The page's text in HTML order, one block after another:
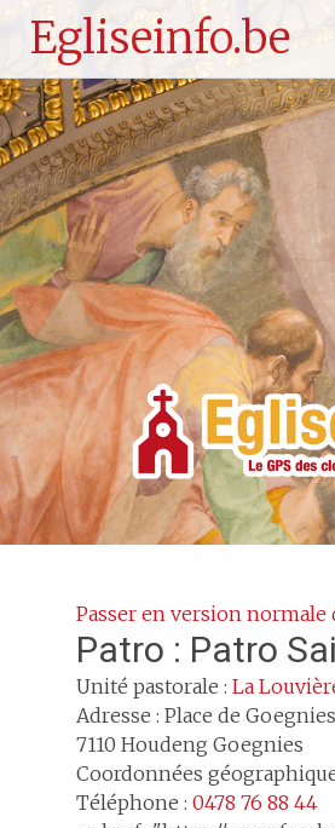
Egliseinfo.be
Passer en version normale
Patro : Patro
Unité pastorale : La
Adresse : Place de
7110 Houdeng Goegnies
Coordonnées géographique
Téléphone : 0478 76 88 44